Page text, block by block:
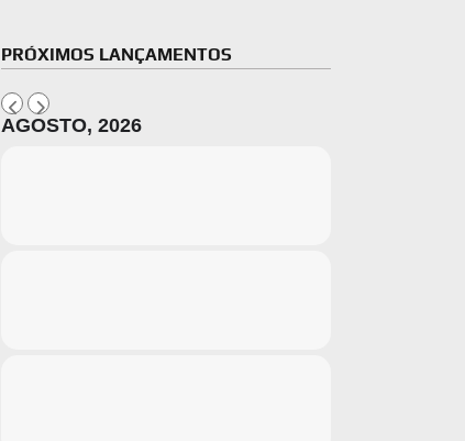
PRÓXIMOS LANÇAMENTOS
AGOSTO, 2026